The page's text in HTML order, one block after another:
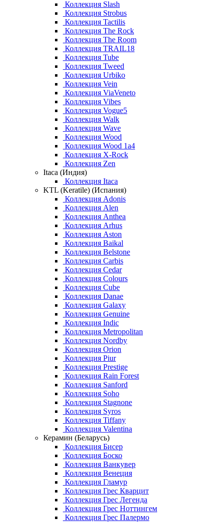
Коллекция Slash
Коллекция Strobus
Коллекция Tactilis
Коллекция The Rock
Коллекция The Room
Коллекция TRAIL18
Коллекция Tube
Коллекция Tweed
Коллекция Urbiko
Коллекция Vein
Коллекция ViaVeneto
Коллекция Vibes
Коллекция Vogue5
Коллекция Walk
Коллекция Wave
Коллекция Wood
Коллекция Wood 1a4
Коллекция X-Rock
Коллекция Zen
Itaca (Индия)
Коллекция Itaca
KTL (Keratile) (Испания)
Коллекция Adonis
Коллекция Alen
Коллекция Anthea
Коллекция Arhus
Коллекция Aston
Коллекция Baikal
Коллекция Belstone
Коллекция Carbis
Коллекция Cedar
Коллекция Colours
Коллекция Cube
Коллекция Danae
Коллекция Galaxy
Коллекция Genuine
Коллекция Indic
Коллекция Metropolitan
Коллекция Nordby
Коллекция Orion
Коллекция Piur
Коллекция Prestige
Коллекция Rain Forest
Коллекция Sanford
Коллекция Soho
Коллекция Stagnone
Коллекция Syros
Коллекция Tiffany
Коллекция Valentina
Керамин (Беларусь)
Коллекция Бисер
Коллекция Боско
Коллекция Ванкувер
Коллекция Венеция
Коллекция Гламур
Коллекция Грес Кварцит
Коллекция Грес Легенда
Коллекция Грес Ноттингем
Коллекция Грес Палермо